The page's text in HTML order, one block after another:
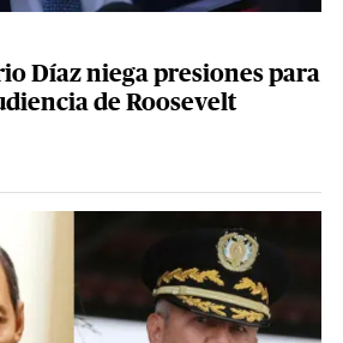
Díaz niega presiones para
de Roosevelt